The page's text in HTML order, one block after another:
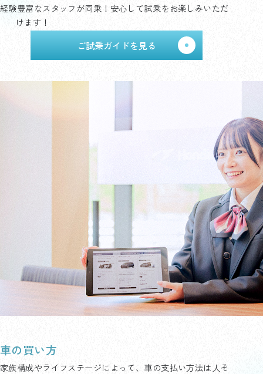
経験豊富なスタッフが同乗！安心して試乗をお楽しみいただ
けます！
ご試乗ガイドを見る
車の買い方
家族構成やライフステージによって、車の支払い方法は人そ